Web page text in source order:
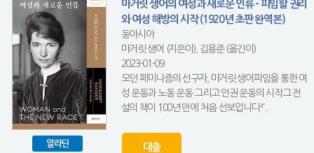
알라딘
마거릿 생어의 여성과 새로운 인류 - 피임할 권리
와 여성 해방의 시작 (1920년 초판 완역본)
동아시아
마거릿 생어 (지은이), 김용준 (옮긴이)
2023-01-09
모던 페미니즘의 선구자, 마거릿 생어피임을 통한 여
성 운동과 노동 운동 그리고 인권 운동의 시작그 전
설의 책이 100년 만에 처음 선보입니다.『...
대출